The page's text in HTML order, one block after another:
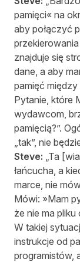
pamięci« na
aby połączyć
znajduje się
dane, a aby
pamięć między
Pytanie, które
wydawcom,
pamięcią?”.
„tak”, nie
Steve: „Ta
łańcucha, a
marce, nie
Mówi: »Mam
że nie ma pliku
W takiej
instrukcje od
programistów,